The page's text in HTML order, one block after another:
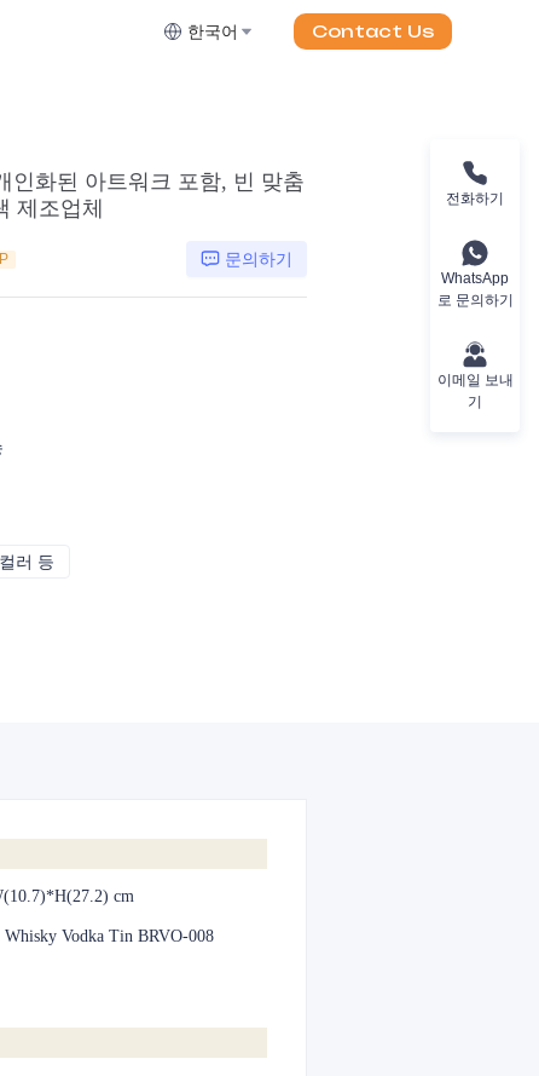
한국어 Contact Us
인화된 아트워크 포함, 빈 맞춤
제조업체
문의하기
러 등
cm
Whisky Vodka Tin BRVO-008
전화하기
WhatsApp
로 문의하기
이메일 보내
기